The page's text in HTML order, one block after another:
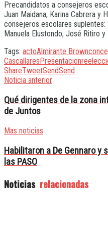
Precandidatos a consejeros
Juan Maidana, Karina Cabrera y
consejeros escolares suplentes:
Manuela Elustondo, José Ritiro y
Tags: actoAlmirante Brown
CascallaresPresentacion
ShareTweetSendSend
Noticia anterior
Qué dirigentes de la zona
de Juntos
Mas noticias
Habilitaron a De Gennaro y
las PASO
Noticias relacionadas